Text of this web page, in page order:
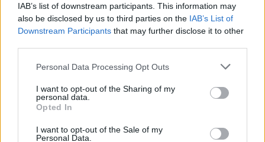
IAB’s list of downstream participants. This information may
also be disclosed by us to third parties on the IAB’s List of
Downstream Participants that may further disclose it to other
Personal Data Processing Opt Outs
I want to opt-out of the Sharing of my
personal data.
Opted In
I want to opt-out of the Sale of my
Personal Data.
movimento que promove o encontro entre atletas,
visitantes e a comunidade local. Que a marca Nortada
esteja presente de uma forma natural e quase obvia,
valorizando o património natural e a relação de
Esposende com o vento e o mar, refere o CEO da
Para o Presidente da Câmara Municipal de Esposende,
Município como um fator de desenvolvimento, razão
Vencedores serão anunciados no “Innovation in Politics
Awards,” a 30 de outubro de 2026, no Centro de
Congressos do Estoril.
Participação cívica, Juventude, Educação, Emprego e
Inclusão de pessoas com deficiência. Estas são as áreas
em que se enquadram os cinco projetos da Câmara
Municipal de Cascais que são finalistas nos prémios da